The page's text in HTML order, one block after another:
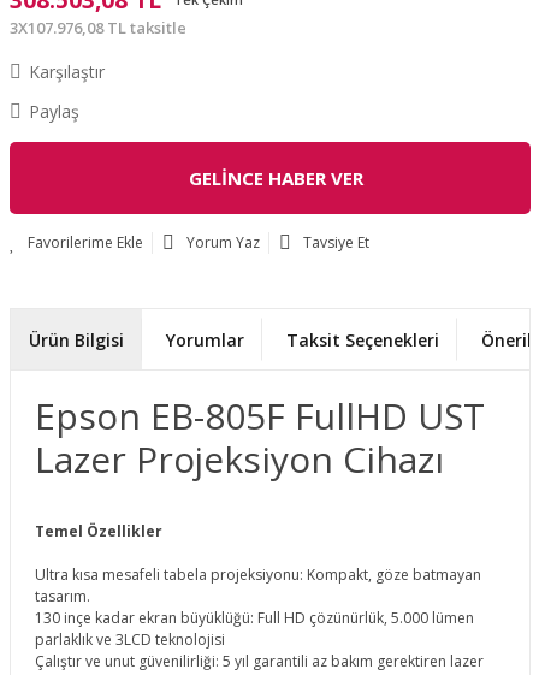
3X107.976,08 TL taksitle
Karşılaştır
Paylaş
GELİNCE HABER VER
Yorum Yaz Tavsiye Et
Ürün Bilgisi Yorumlar Taksit Seçenekleri
Epson EB-805F FullHD UST
Lazer Projeksiyon Cihazı
Temel Özellikler
Ultra kısa mesafeli tabela projeksiyonu: Kompakt, göze batmayan
tasarım.
130 inçe kadar ekran büyüklüğü: Full HD çözünürlük, 5.000 lümen
parlaklık ve 3LCD teknolojisi
Çalıştır ve unut güvenilirliği: 5 yıl garantili az bakım gerektiren lazer